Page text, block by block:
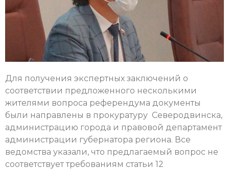
Для получения экспертных заключений о
соответствии предложенного несколькими
жителями вопроса референдума документы
были направлены в прокуратуру Северодвинска,
администрацию города и правовой департамент
администрации губернатора региона. Все
ведомства указали, что предлагаемый вопрос не
соответствует требованиям статьи 12